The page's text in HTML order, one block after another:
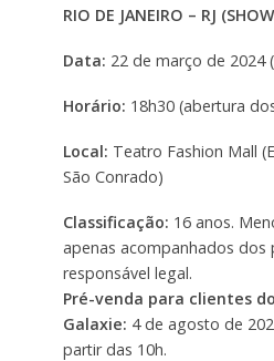
RIO DE JANEIRO – RJ
Data: 22 de março de 2024
Horário: 18h30 (abertura
Local: Teatro Fashion Mall
São Conrado)
Classificação: 16 anos.
apenas acompanhados dos
responsável legal.
Pré-venda para clientes
Galaxie: 4 de agosto de
partir das 10h.